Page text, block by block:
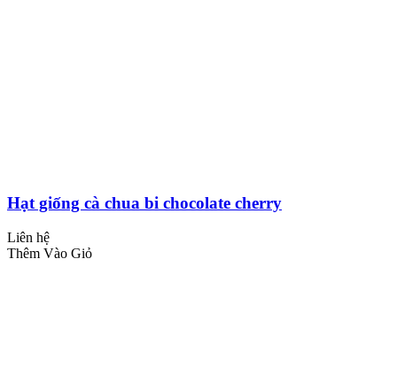
Hạt giống cà chua bi chocolate cherry
Liên hệ
Thêm Vào Giỏ